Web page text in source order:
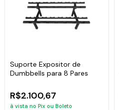
Suporte Expositor de
Dumbbells para 8 Pares
R$2.100,67
à vista no Pix ou Boleto